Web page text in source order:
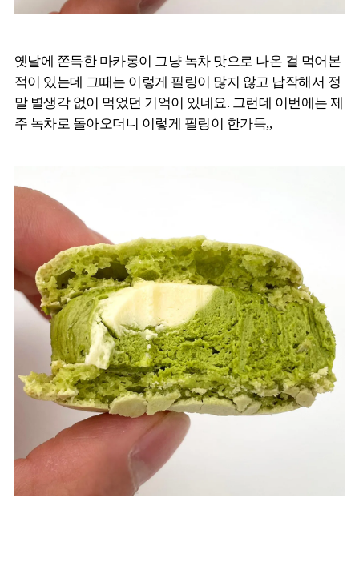
옛날에 쫀득한 마카롱이 그냥 녹차 맛으로 나온 걸 먹어본
적이 있는데 그때는 이렇게 필링이 많지 않고 납작해서 정
말 별생각 없이 먹었던 기억이 있네요. 그런데 이번에는 제
주 녹차로 돌아오더니 이렇게 필링이 한가득,,